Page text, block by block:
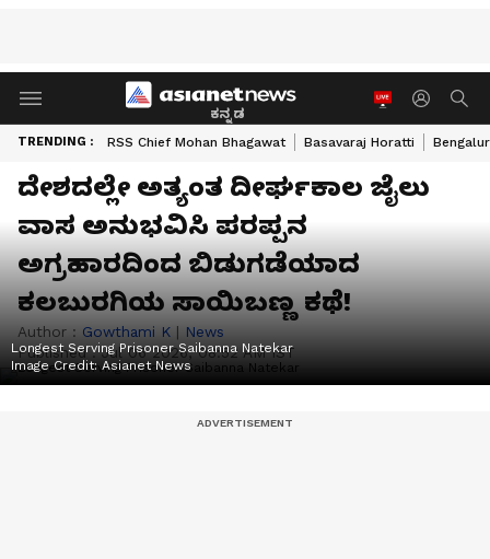
ಕನ್ನಡ
TRENDING : RSS Chief Mohan Bhagawat Basavaraj Horatti
ದೇಶದಲ್ಲೇ ಅತ್ಯಂತ ದೀರ್ಘಕಾಲ ಜೈಲು
ವಾಸ ಅನುಭವಿಸಿ ಪರಪ್ಪನ
ಅಗ್ರಹಾರದಿಂದ ಬಿಡುಗಡೆಯಾದ
ಕಲಬುರಗಿಯ ಸಾಯಿಬಣ್ಣ ಕಥೆ!
Author : Gowthami K | News
Published :Jul 06 2026, 08:52 AM IST
Longest Serving Prisoner Saibanna Natekar
Image Credit:Asianet News